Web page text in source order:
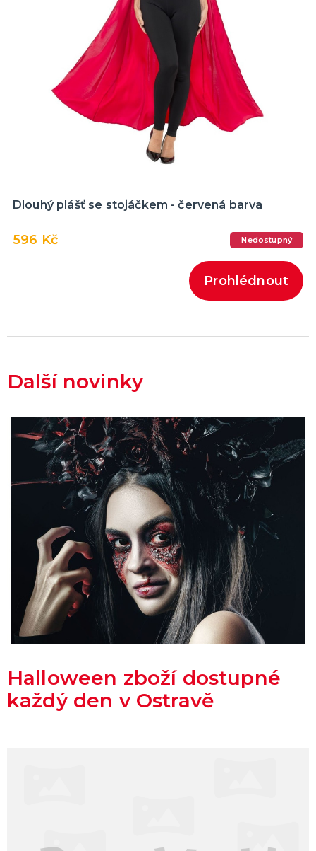
Dlouhý plášť se stojáčkem - červená barva
596 Kč Nedostupný
Prohlédnout
Další novinky
Halloween zboží dostupné
každý den v Ostravě